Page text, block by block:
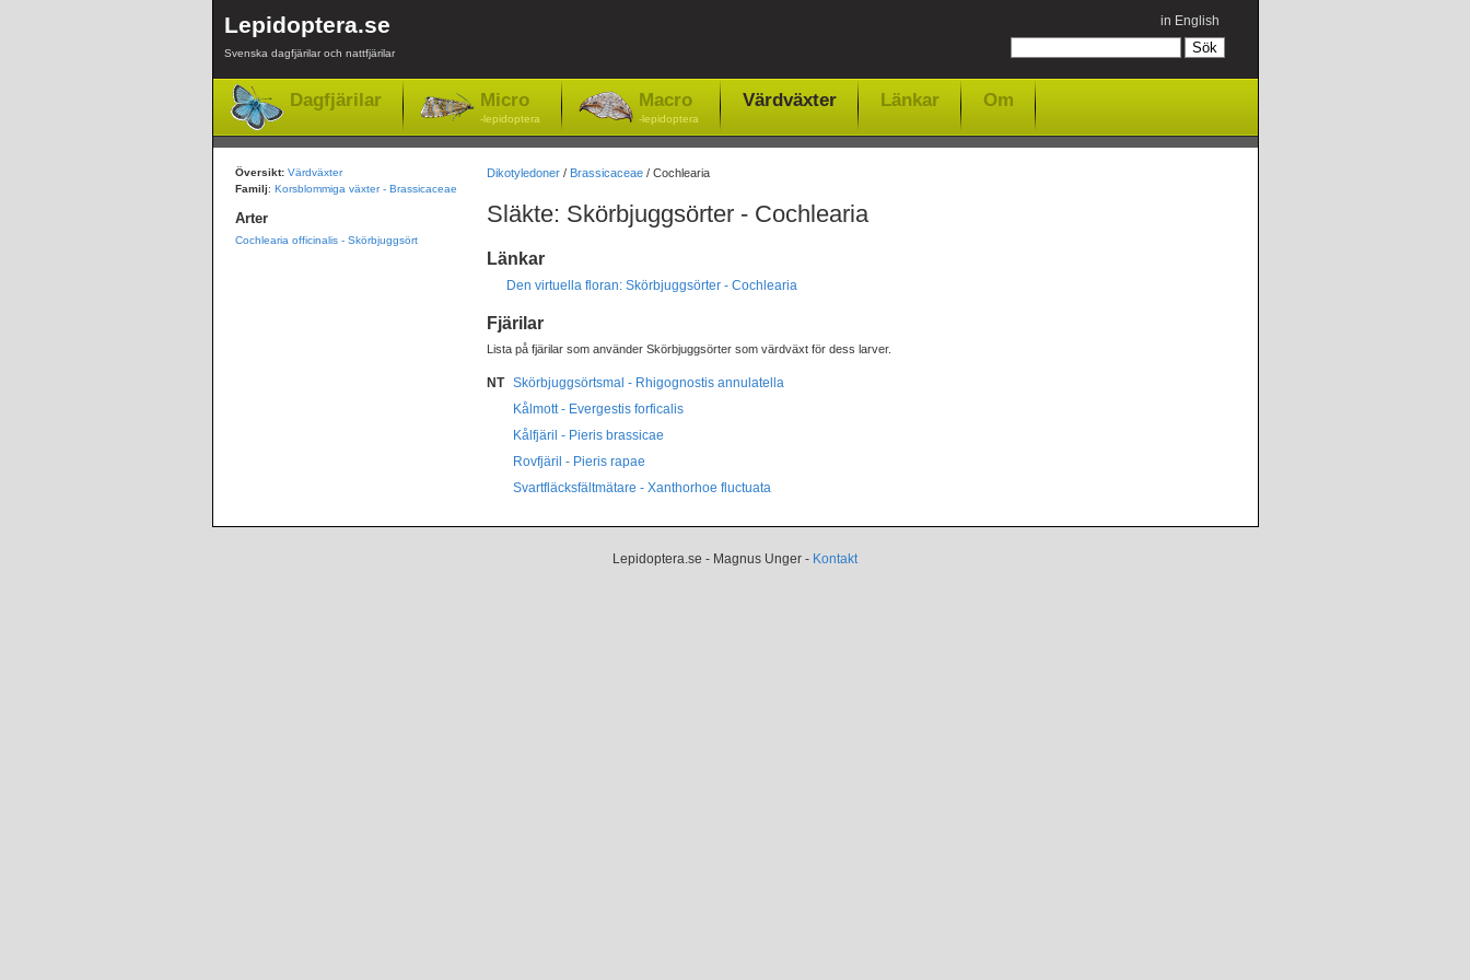
Lepidoptera.se
Svenska dagfjärilar och nattfjärilar
in English
Dagfjärilar Micro
-lepidoptera
Macro
-lepidoptera
Värdväxter Länkar Om
Dikotyledoner/ Brassicaceae/ Cochlearia
Släkte: Skörbjuggsörter - Cochlearia
Länkar
Den virtuella floran: Skörbjuggsörter - Cochlearia
Fjärilar
Lista på fjärilar som använder Skörbjuggsörter som värdväxt för dess larver.
NT
Skörbjuggsörtsmal - Rhigognostis annulatella
Kålmott - Evergestis forficalis
Kålfjäril - Pieris brassicae
Rovfjäril - Pieris rapae
Svartfläcksfältmätare - Xanthorhoe fluctuata
Översikt: Värdväxter
Familj: Korsblommiga växter - Brassicaceae
Arter
Cochlearia officinalis - Skörbjuggsört
Lepidoptera.se - Magnus Unger - Kontakt